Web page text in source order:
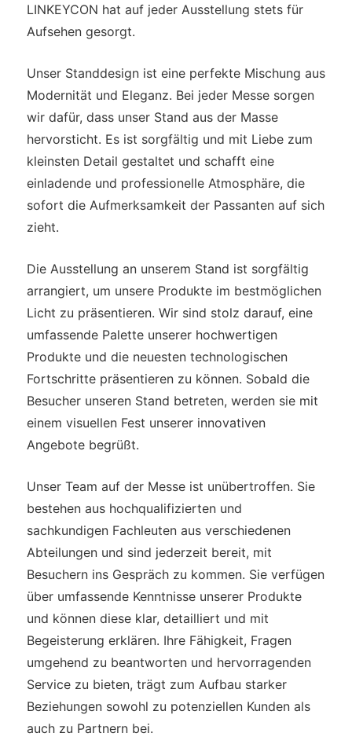
LINKEYCON hat auf jeder Ausstellung stets für
Aufsehen gesorgt.
Unser Standdesign ist eine perfekte Mischung aus
Modernität und Eleganz. Bei jeder Messe sorgen
wir dafür, dass unser Stand aus der Masse
hervorsticht. Es ist sorgfältig und mit Liebe zum
kleinsten Detail gestaltet und schafft eine
einladende und professionelle Atmosphäre, die
sofort die Aufmerksamkeit der Passanten auf sich
zieht.
Die Ausstellung an unserem Stand ist sorgfältig
arrangiert, um unsere Produkte im bestmöglichen
Licht zu präsentieren. Wir sind stolz darauf, eine
umfassende Palette unserer hochwertigen
Produkte und die neuesten technologischen
Fortschritte präsentieren zu können. Sobald die
Besucher unseren Stand betreten, werden sie mit
einem visuellen Fest unserer innovativen
Angebote begrüßt.
Unser Team auf der Messe ist unübertroffen. Sie
bestehen aus hochqualifizierten und
sachkundigen Fachleuten aus verschiedenen
Abteilungen und sind jederzeit bereit, mit
Besuchern ins Gespräch zu kommen. Sie verfügen
über umfassende Kenntnisse unserer Produkte
und können diese klar, detailliert und mit
Begeisterung erklären. Ihre Fähigkeit, Fragen
umgehend zu beantworten und hervorragenden
Service zu bieten, trägt zum Aufbau starker
Beziehungen sowohl zu potenziellen Kunden als
auch zu Partnern bei.